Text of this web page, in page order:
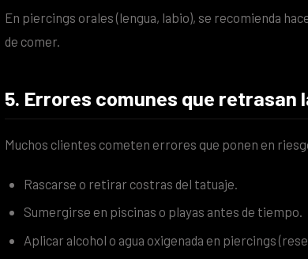
En piercings orales (lengua, labio), se recomienda
de comer.
5. Errores comunes que retrasan
Muchos clientes cometen errores que ponen en
Rascarse o retirar costras del tatuaje.
Sumergirse en piscinas o playas antes de tiempo.
Aplicar alcohol o agua oxigenada en piercings